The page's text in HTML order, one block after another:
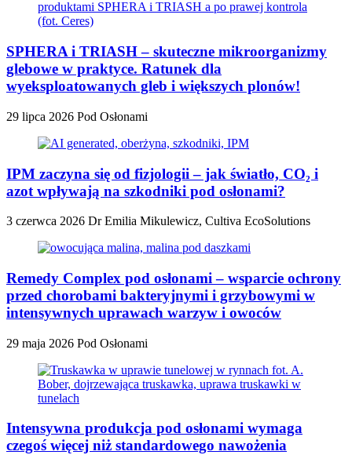
SPHERA i TRIASH – skuteczne mikroorganizmy
glebowe w praktyce. Ratunek dla
wyeksploatowanych gleb i większych plonów!
29 lipca 2026 Pod Osłonami
IPM zaczyna się od fizjologii – jak światło, CO₂ i
azot wpływają na szkodniki pod osłonami?
3 czerwca 2026 Dr Emilia Mikulewicz, Cultiva EcoSolutions
Remedy Complex pod osłonami – wsparcie ochrony
przed chorobami bakteryjnymi i grzybowymi w
intensywnych uprawach warzyw i owoców
29 maja 2026 Pod Osłonami
Intensywna produkcja pod osłonami wymaga
czegoś więcej niż standardowego nawożenia